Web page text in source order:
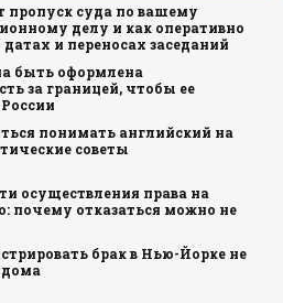
пропуск суда по вашему
делу и как оперативно
датах и переносах заседаний
быть оформлена
за границей, чтобы ее
понимать английский на
советы
осуществления права на
почему отказаться можно не
брак в Нью-Йорке не